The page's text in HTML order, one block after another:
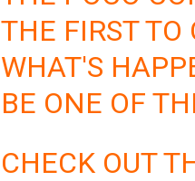
THE FIRST TO
WHAT'S
BE ONE OF
CHECK OUT